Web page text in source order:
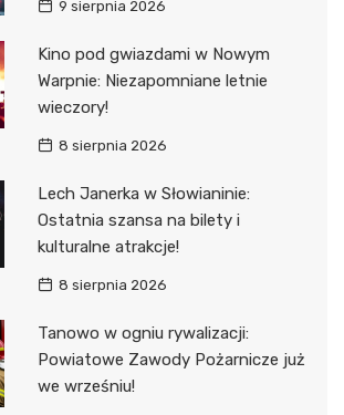
9 sierpnia 2026
Kino pod gwiazdami w Nowym
Warpnie: Niezapomniane letnie
wieczory!
8 sierpnia 2026
Lech Janerka w Słowianinie:
Ostatnia szansa na bilety i
kulturalne atrakcje!
8 sierpnia 2026
Tanowo w ogniu rywalizacji:
Powiatowe Zawody Pożarnicze już
we wrześniu!